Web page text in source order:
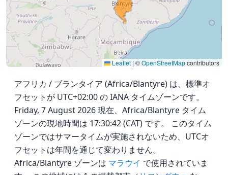
Leaflet | ©OpenStreetMapcontributors
アフリカ / ブランタイア (Africa/Blantyre) は、標準オ
フセットが UTC+02:00 の IANA タイムゾーンです。
Friday, 7 August 2026 現在、Africa/Blantyre タイム
ゾーンの現地時間は 17:30:42 (CAT) です。 このタイム
ゾーンではサマータイムが実施されないため、UTCオ
フセットは年間を通じて変わりません。
Africa/Blantyre ゾーンは マラウイ で使用されていま